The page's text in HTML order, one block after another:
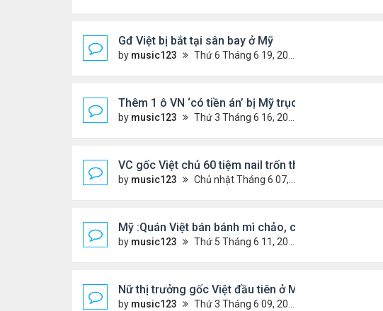
Gđ Việt bị bắt tại sân bay ở Mỹ
by music123 Thứ 6 Tháng 6 19, 2026 6:47 pm
Thêm 1 ô VN ‘có tiền án’ bị Mỹ trục xuất về nước
by music123 Thứ 3 Tháng 6 16, 2026 7:00 pm
VC gốc Việt chủ 60 tiệm nail trốn thuế $32 triệu
by music123 Chủ nhật Tháng 6 07, 2026 9:21 am
Mỹ :Quán Việt bán bánh mì chảo, cà phê mắm gây
by music123 Thứ 5 Tháng 6 11, 2026 7:57 pm
Nữ thị trưởng gốc Việt đầu tiên ở Mỹ tái đắc cử
by music123 Thứ 3 Tháng 6 09, 2026 6:23 pm